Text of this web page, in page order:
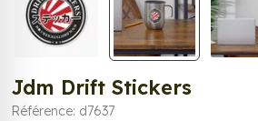
Jdm Drift Stickers
Référence: d7637